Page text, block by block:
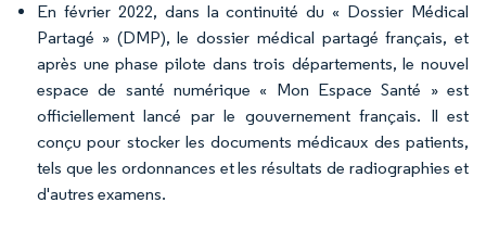
En février 2022, dans la continuité du « Dossier Médical
Partagé » (DMP), le dossier médical partagé français, et
après une phase pilote dans trois départements, le nouvel
espace de santé numérique « Mon Espace Santé » est
officiellement lancé par le gouvernement français. Il est
conçu pour stocker les documents médicaux des patients,
tels que les ordonnances et les résultats de radiographies et
d'autres examens.